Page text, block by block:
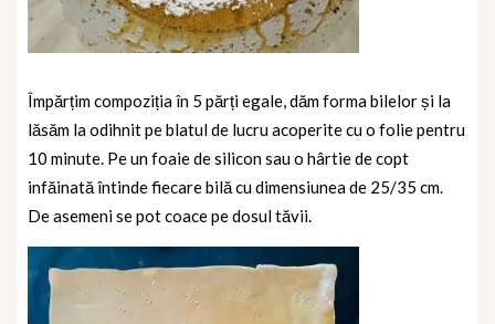
Împărțim compoziția în 5 părți egale, dăm forma bilelor și la
lăsăm la odihnit pe blatul de lucru acoperite cu o folie pentru
10 minute. Pe un foaie de silicon sau o hârtie de copt
infăinată întinde fiecare bilă cu dimensiunea de 25/35 cm.
De asemeni se pot coace pe dosul tăvii.